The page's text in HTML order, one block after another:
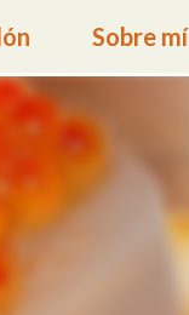
Sobre mí